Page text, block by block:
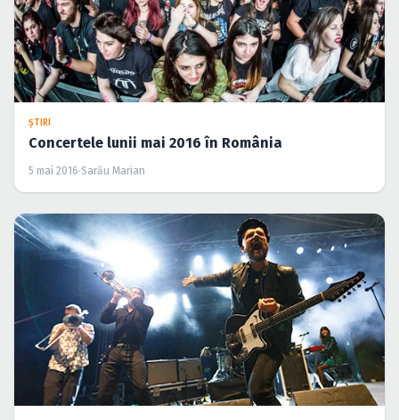
ŞTIRI
Concertele lunii mai 2016 în România
5 mai 2016·Sarău Marian